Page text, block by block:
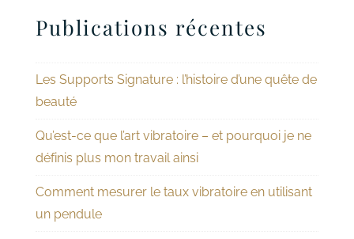
Publications récentes
Les Supports Signature : l’histoire d’une quête de
beauté
Qu’est-ce que l’art vibratoire – et pourquoi je ne
définis plus mon travail ainsi
Comment mesurer le taux vibratoire en utilisant
un pendule